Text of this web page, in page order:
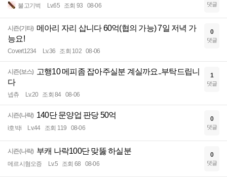
불고기벅 Lv.65 조회 93 08-06 댓글
시즌(기타) 메아리 자리 삽니다 60억(협의 가능) 7일 저녁 가
능요!
Covert1234 Lv.36 조회 102 08-06
0
댓글
시즌(보스) 고행10 메피좀 잡아주실분 계실까요..부탁드립니
다
넵츄 Lv.20 조회 84 08-06
1
댓글
시즌(나락) 140단 문양업 판당 50억
i호박i Lv.44 조회 119 08-06
0
댓글
시즌(나락) 부캐 나락100단 맞뚫 하실분
메르시혐오증 Lv.5 조회 68 08-06
0
댓글